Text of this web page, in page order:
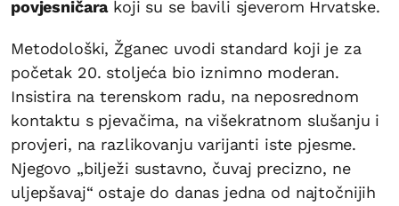
povjesničarakoji su se bavili sjeverom Hrvatske.
Metodološki, Žganec uvodi standard koji je za
početak 20. stoljeća bio iznimno moderan.
Insistira na terenskom radu, na neposrednom
kontaktu s pjevačima, na višekratnom slušanju i
provjeri, na razlikovanju varijanti iste pjesme.
Njegovo „bilježi sustavno, čuvaj precizno, ne
uljepšavaj“ ostaje do danas jedna od najtočnijih